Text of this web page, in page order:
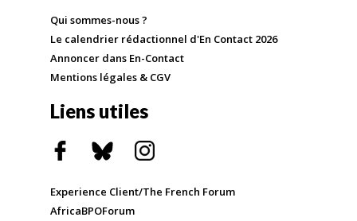
Qui sommes-nous ?
Le calendrier rédactionnel d'En Contact 2026
Annoncer dans En-Contact
Mentions légales & CGV
Liens utiles
Experience Client/The French Forum
AfricaBPOForum